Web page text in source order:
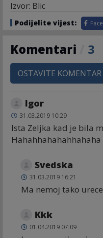
Izvor: Blic
Podijelite vijest:
Komentari 3
OSTAVITE KOMENTAR
Igor
31.03.2019 10:29
Ista Zeljka kad je bila
Hahahhahahahhahaha
Svedska
31.03.2019 16:21
Ma nemoj tako
Kkk
01.04.2019 07:09